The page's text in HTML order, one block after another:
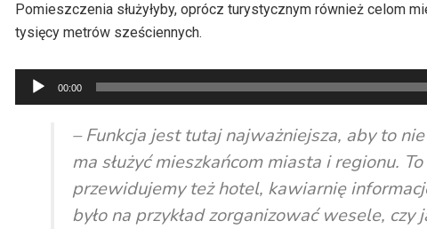
Pomieszczenia służyłyby, oprócz turystycznym również celom
tysięcy metrów sześciennych.
Odtwarzacz
plików
dźwiękowych
00:00
– Funkcja jest tutaj najważniejsza, aby to
ma służyć mieszkańcom miasta i regionu.
przewidujemy też hotel, kawiarnię
było na przykład zorganizować wesele,